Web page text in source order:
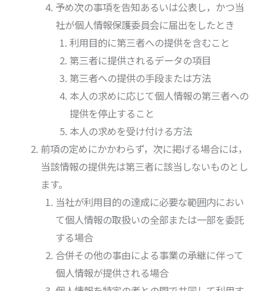
予め次の事項を告知あるいは公表し，かつ当
社が個人情報保護委員会に届出をしたとき
利用目的に第三者への提供を含むこと
第三者に提供されるデータの項目
第三者への提供の手段または方法
本人の求めに応じて個人情報の第三者への
提供を停止すること
本人の求めを受け付ける方法
前項の定めにかかわらず，次に掲げる場合には，
当該情報の提供先は第三者に該当しないものとし
ます。
当社が利用目的の達成に必要な範囲内におい
て個人情報の取扱いの全部または一部を委託
する場合
合併その他の事由による事業の承継に伴って
個人情報が提供される場合